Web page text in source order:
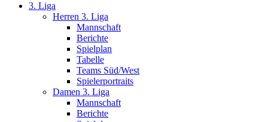
3. Liga
Herren 3. Liga
Mannschaft
Berichte
Spielplan
Tabelle
Teams Süd/West
Spielerportraits
Damen 3. Liga
Mannschaft
Berichte